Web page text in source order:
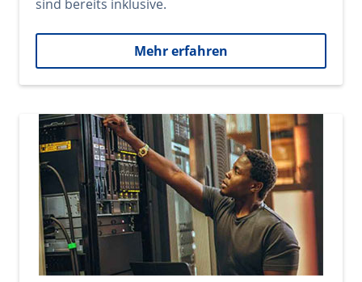
sind bereits inklusive.
Mehr erfahren